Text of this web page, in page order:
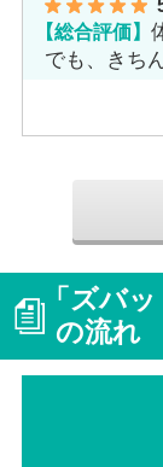
【総合評価】
でも、きち
「ズバッ
の流れ